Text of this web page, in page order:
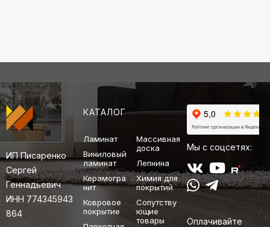
ИП Писаренко
Сергей
Геннадьевич
ИНН 774345943
864
КАТАЛОГ
Ламинат
Виниловый
ламинат
Керамогра
нит
Ковровое
покрытие
Массивная
доска
Лепнина
Химия для
покрытий
Сопутству
ющие
товары
Мы с соцсетях:
Оплачивайте